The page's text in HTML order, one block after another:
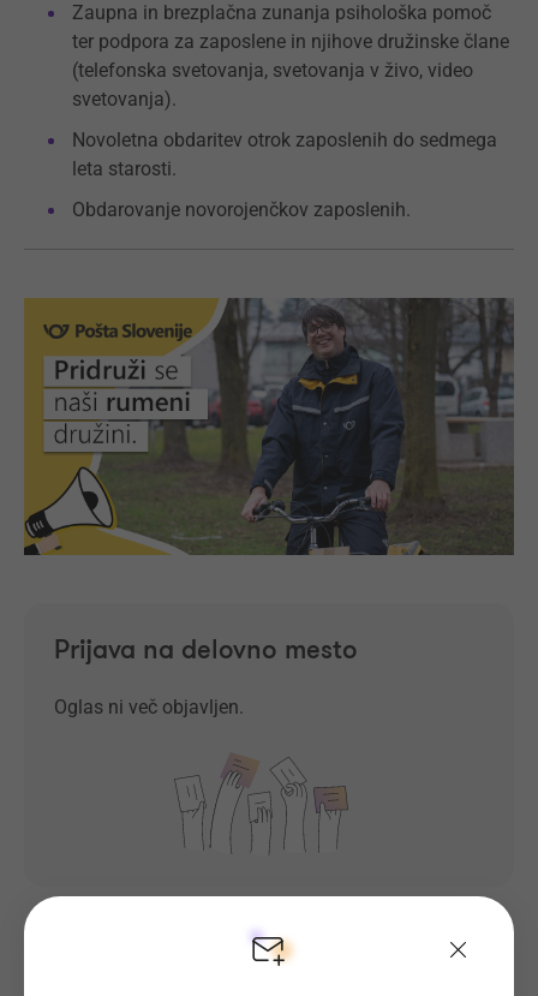
Zaupna in brezplačna zunanja psihološka pomoč
ter podpora za zaposlene in njihove družinske člane
(telefonska svetovanja, svetovanja v živo, video
svetovanja).
Novoletna obdaritev otrok zaposlenih do sedmega
leta starosti.
Obdarovanje novorojenčkov zaposlenih.
Prijava na delovno mesto
Oglas ni več objavljen.